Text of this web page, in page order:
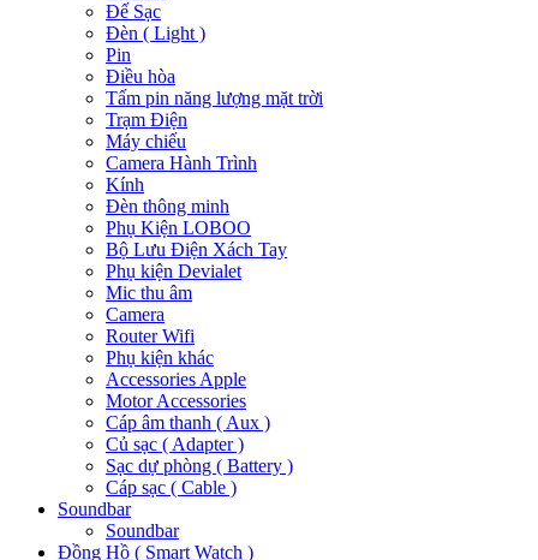
Đế Sạc
Đèn ( Light )
Pin
Điều hòa
Tấm pin năng lượng mặt trời
Trạm Điện
Máy chiếu
Camera Hành Trình
Kính
Đèn thông minh
Phụ Kiện LOBOO
Bộ Lưu Điện Xách Tay
Phụ kiện Devialet
Mic thu âm
Camera
Router Wifi
Phụ kiện khác
Accessories Apple
Motor Accessories
Cáp âm thanh ( Aux )
Củ sạc ( Adapter )
Sạc dự phòng ( Battery )
Cáp sạc ( Cable )
Soundbar
Soundbar
Đồng Hồ ( Smart Watch )